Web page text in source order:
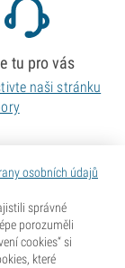
osobních údajů
správné
porozuměli
cookies“ si
které
tu pro vás
naši stránku